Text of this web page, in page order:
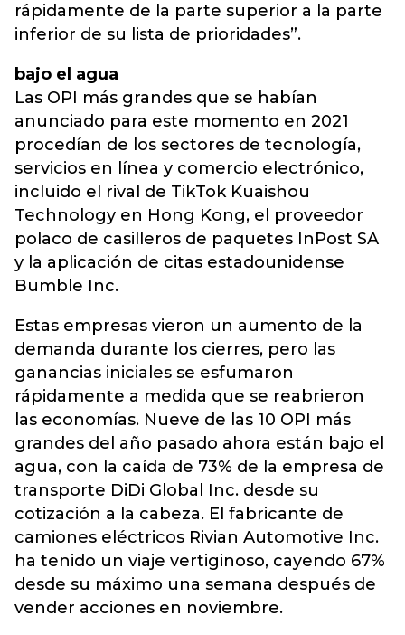
rápidamente de la parte superior a la parte
inferior de su lista de prioridades”.
bajo el agua
Las OPI más grandes que se habían
anunciado para este momento en 2021
procedían de los sectores de tecnología,
servicios en línea y comercio electrónico,
incluido el rival de TikTok Kuaishou
Technology en Hong Kong, el proveedor
polaco de casilleros de paquetes InPost SA
y la aplicación de citas estadounidense
Bumble Inc.
Estas empresas vieron un aumento de la
demanda durante los cierres, pero las
ganancias iniciales se esfumaron
rápidamente a medida que se reabrieron
las economías. Nueve de las 10 OPI más
grandes del año pasado ahora están bajo el
agua, con la caída de 73% de la empresa de
transporte DiDi Global Inc. desde su
cotización a la cabeza. El fabricante de
camiones eléctricos Rivian Automotive Inc.
ha tenido un viaje vertiginoso, cayendo 67%
desde su máximo una semana después de
vender acciones en noviembre.